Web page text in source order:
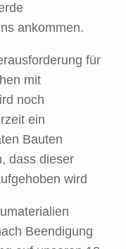
ankommen.
für
mit
noch
ein
Bauten
dass dieser
wird
Beendigung